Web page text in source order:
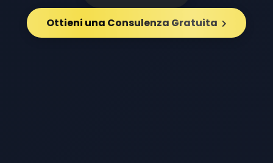
Ottieni una Consulenza Gratuita